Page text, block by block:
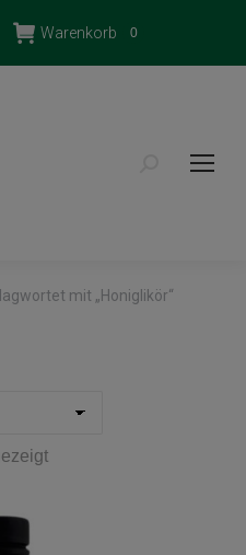
Warenkorb 0
Search:
mit „Honiglikör“